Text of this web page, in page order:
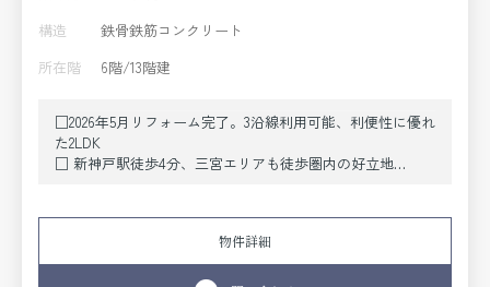
構造
鉄骨鉄筋コンクリート
所在階
6階/13階建
□2026年5月リフォーム完了。3沿線利用可能、利便性に優れ
た2LDK
□ 新神戸駅徒歩4分、三宮エリアも徒歩圏内の好立地
り収納できます。
□ オートロック・TVモニター付インターホン・宅配ボック
スを備え、安心・快適な暮らしをサポート。
物件詳細